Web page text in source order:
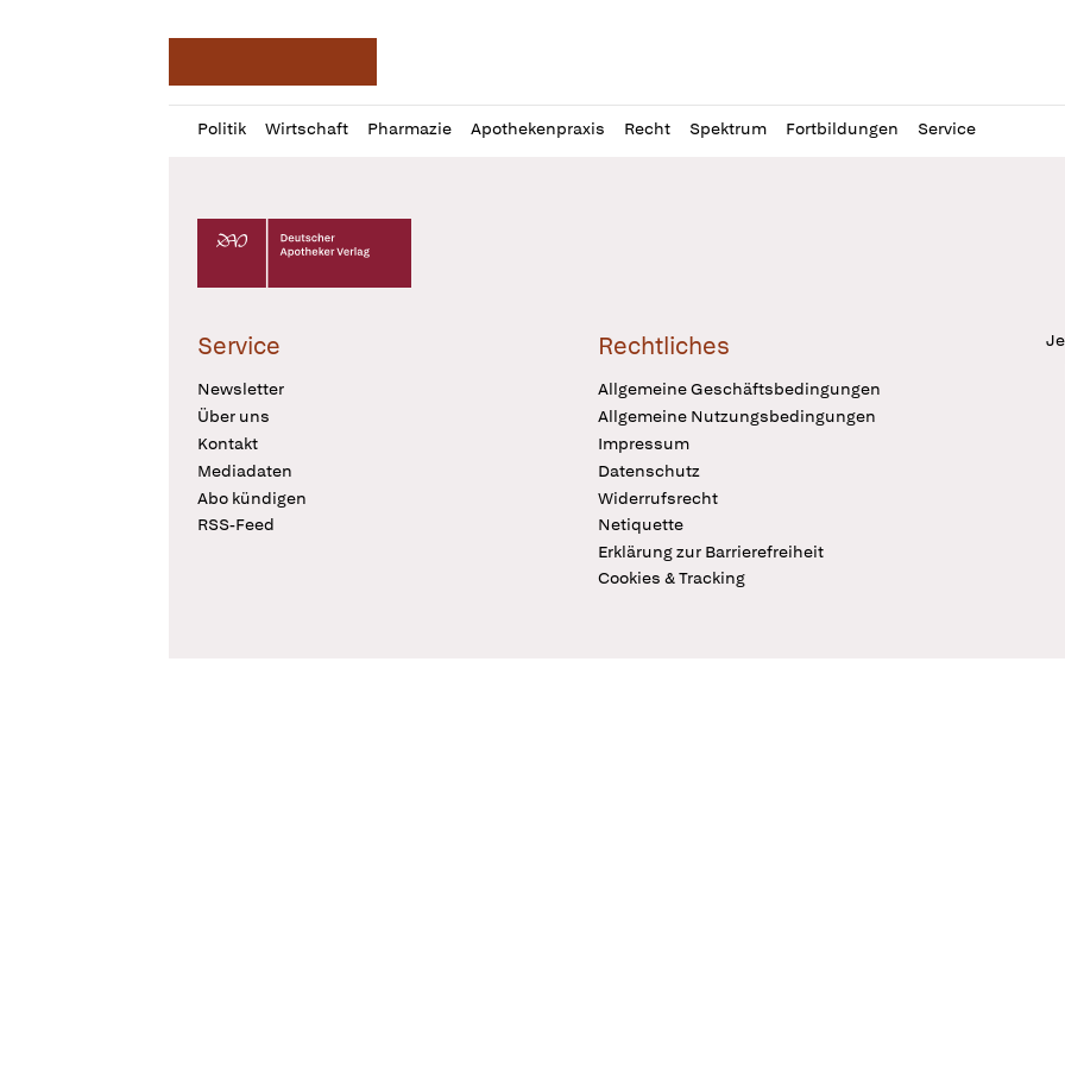
Politik Wirtschaft Pharmazie Apothekenpraxis Recht Spektrum Fortbildungen Service
Profil
öffnen
Daz
Pur
Deutscher Apotheker Verlag Logo
Service
Newsletter
Über uns
Kontakt
Mediadaten
Abo kündigen
RSS-Feed
Rechtliches
Allgemeine Geschäftsbedingungen
Allgemeine Nutzungsbedingungen
Impressum
Datenschutz
Widerrufsrecht
Netiquette
Erklärung zur Barrierefreiheit
Cookies & Tracking